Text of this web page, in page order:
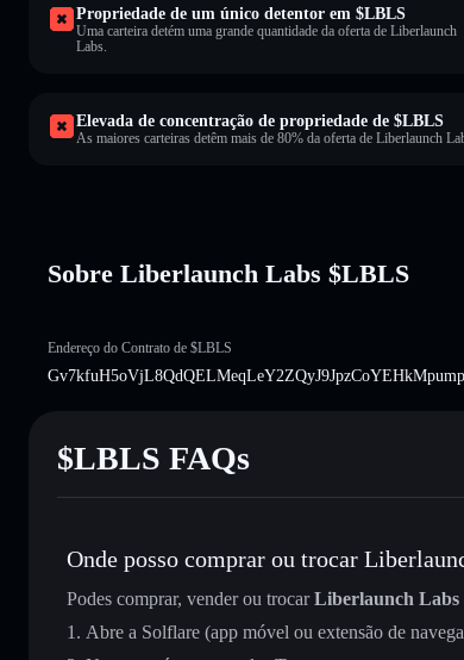
Propriedade de um único detentor em $LBLS
Uma carteira detém uma grande quantidade da oferta de Liberlaunch
Labs.
Elevada de concentração de propriedade de $LBLS
As maiores carteiras detêm mais de 80% da oferta de Liberlaunch
Sobre Liberlaunch Labs $LBLS
Endereço do Contrato de $LBLS
Gv7kfuH5oVjL8QdQELMeqLeY2ZQyJ9JpzCoYEHkMpump
$LBLS FAQs
Onde posso comprar ou trocar
Podes comprar, vender ou trocarLiberlaunch Labs
Abre a Solflare (app móvel ou extensão de